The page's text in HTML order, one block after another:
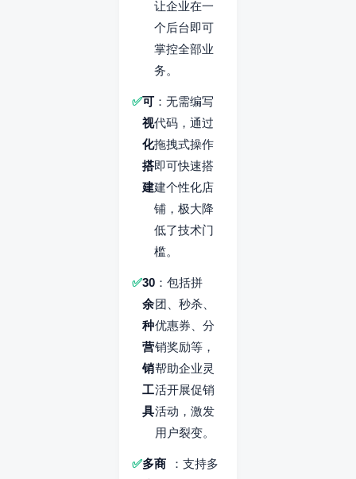
让企业在一
个后台即可
掌控全部业
务。
可
视
化
搭
建
：无需编写
代码，通过
拖拽式操作
即可快速搭
建个性化店
铺，极大降
低了技术门
槛。
30
余
种
营
销
工
具
：包括拼
团、秒杀、
优惠券、分
销奖励等，
帮助企业灵
活开展促销
活动，激发
用户裂变。
多商
：支持多